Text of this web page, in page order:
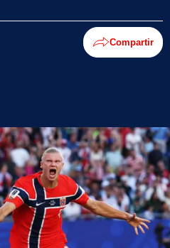
Compartir